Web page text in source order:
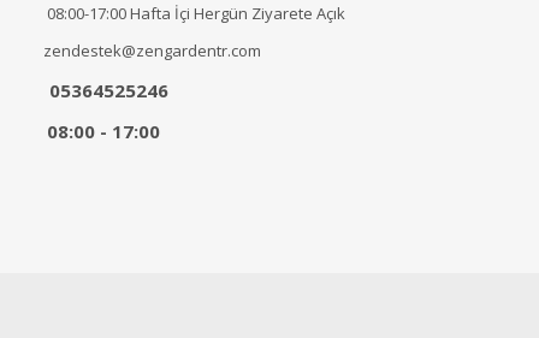
08:00-17:00 Hafta İçi Hergün Ziyarete Açık
zendestek@zengardentr.com
05364525246
08:00 - 17:00